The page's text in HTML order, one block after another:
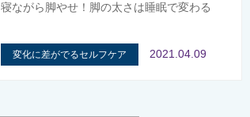
寝ながら脚やせ！脚の太さは睡眠で変わる
変化に差がでるセルフケア 2021.04.09